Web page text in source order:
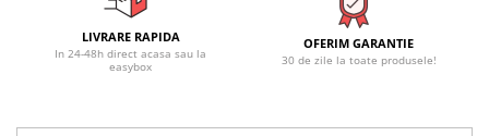
LIVRARE RAPIDA
In 24-48h direct acasa sau la
easybox
OFERIM GARANTIE
30 de zile la toate produsele!